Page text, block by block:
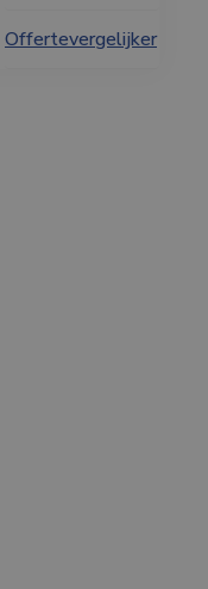
Offertevergelijker